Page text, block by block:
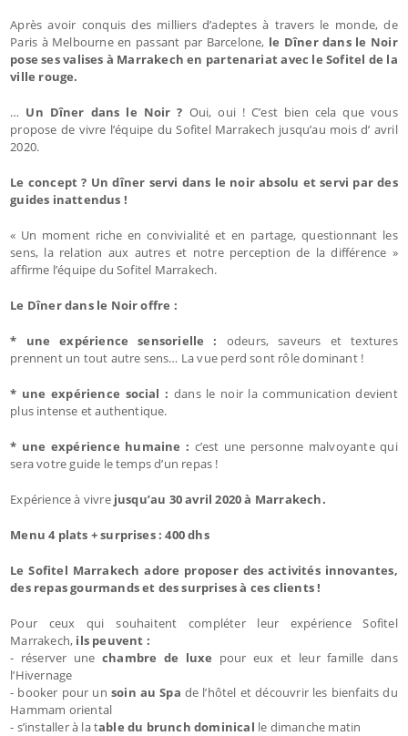
Après avoir conquis des milliers d’adeptes à travers le monde, de
Paris à Melbourne en passant par Barcelone, le Dîner dans le Noir
pose ses valises à Marrakech en partenariat avec le Sofitel de la
ville rouge.
… Un Dîner dans le Noir ? Oui, oui ! C’est bien cela que vous
propose de vivre l’équipe du Sofitel Marrakech jusqu’au mois d’ avril
2020.
Le concept ? Un dîner servi dans le noir absolu et servi par des
guides inattendus !
« Un moment riche en convivialité et en partage, questionnant les
sens, la relation aux autres et notre perception de la différence »
affirme l’équipe du Sofitel Marrakech.
Le Dîner dans le Noir offre :
* une expérience sensorielle : odeurs, saveurs et textures
prennent un tout autre sens… La vue perd sont rôle dominant !
* une expérience social : dans le noir la communication devient
plus intense et authentique.
* une expérience humaine : c’est une personne malvoyante qui
sera votre guide le temps d’un repas !
Expérience à vivrejusqu’au 30 avril 2020 à Marrakech.
Menu 4 plats + surprises : 400 dhs
Le Sofitel Marrakech adore proposer des activités innovantes,
des repas gourmands et des surprises à ces clients !
Pour ceux qui souhaitent compléter leur expérience Sofitel
Marrakech, ils peuvent :
- réserver une chambre de luxe pour eux et leur famille dans
l’Hivernage
- booker pour un soin au Spa de l’hôtel et découvrir les bienfaits du
Hammam oriental
- s’installer à la table du brunch dominical le dimanche matin